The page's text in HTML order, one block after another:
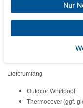
Der Anschluss sollte über
Der benötigte Querschnitt
Hausanschluss und
Die Leitung sollte ebenfalls
Lieferumfang
Outdoor Whirlpool
Thermocover (ggf.
Nur